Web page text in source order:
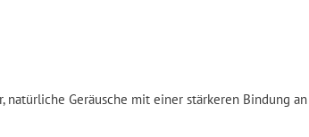
Geräusche mit einer stärkeren Bindung